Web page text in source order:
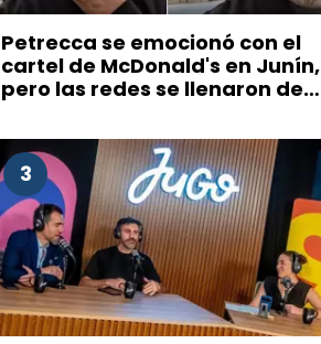
Petrecca se emocionó con el
cartel de McDonald's en Junín,
pero las redes se llenaron de
ciudad
3